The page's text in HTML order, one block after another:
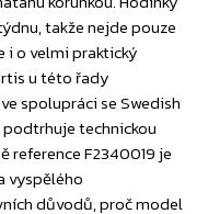
takže nejde pouze
i o velmi praktický
u této řady
spolupráci se Swedish
technickou
reference F2340019 je
vyspělého
důvodů, proč model